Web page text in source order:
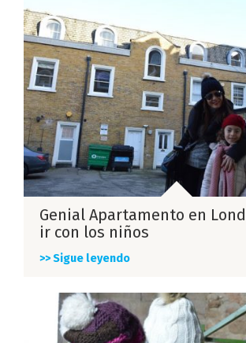
Genial Apartamento en
ir con los niños
>> Sigue leyendo